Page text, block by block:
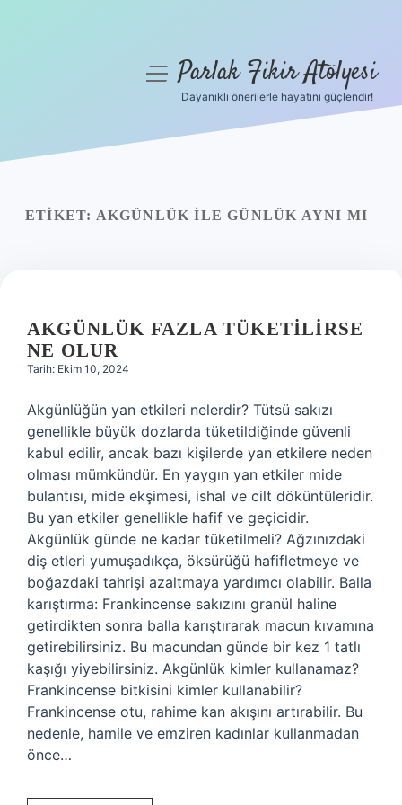
Yasal Uyarı
menüyüParlak Fikir Atölyesi
Dayanıklı önerilerle hayatını güçlendir!
ETIKET: AKGÜNLÜK ILE GÜNLÜK AYNI MI
AKGÜNLÜK FAZLA TÜKETILIRSE
NE OLUR
Tarih: Ekim 10, 2024
Akgünlüğün yan etkileri nelerdir? Tütsü sakızı
genellikle büyük dozlarda tüketildiğinde güvenli
kabul edilir, ancak bazı kişilerde yan etkilere neden
olması mümkündür. En yaygın yan etkiler mide
bulantısı, mide ekşimesi, ishal ve cilt döküntüleridir.
Bu yan etkiler genellikle hafif ve geçicidir.
Akgünlük günde ne kadar tüketilmeli? Ağzınızdaki
diş etleri yumuşadıkça, öksürüğü hafifletmeye ve
boğazdaki tahrişi azaltmaya yardımcı olabilir. Balla
karıştırma: Frankincense sakızını granül haline
getirdikten sonra balla karıştırarak macun kıvamına
getirebilirsiniz. Bu macundan günde bir kez 1 tatlı
kaşığı yiyebilirsiniz. Akgünlük kimler kullanamaz?
Frankincense bitkisini kimler kullanabilir?
Frankincense otu, rahime kan akışını artırabilir. Bu
nedenle, hamile ve emziren kadınlar kullanmadan
önce…